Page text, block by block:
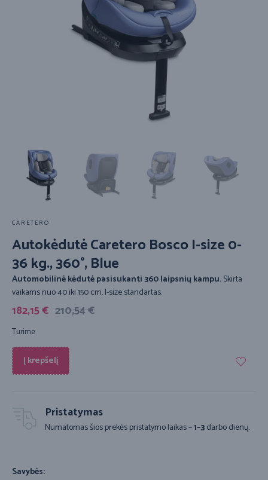
CARETERO
Autokėdutė Caretero Bosco I-size 0-
36 kg., 360°, Blue
Automobilinė kėdutė pasisukanti 360 laipsnių kampu.Skirta
vaikams nuo 40 iki 150 cm. I-size standartas.
210,54€
182,15€
Turime
Į krepšelį
Pristatymas
Numatomas šios prekės pristatymo laikas –1–3darbo dienų.
Savybės: